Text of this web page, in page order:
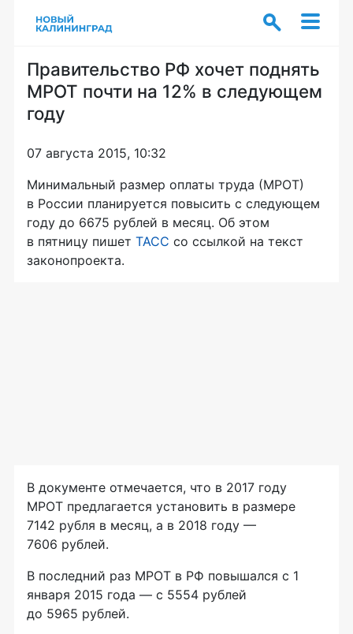
Правительство РФ хочет поднять
МРОТ почти на 12% в следующем
году
07 августа 2015, 10:32
Минимальный размер оплаты труда (МРОТ)
в России планируется повысить с следующем
году до 6675 рублей в месяц. Об этом
в пятницу пишет ТАСС со ссылкой на текст
законопроекта.
В документе отмечается, что в 2017 году
МРОТ предлагается установить в размере
7142 рубля в месяц, а в 2018 году —
7606 рублей.
В последний раз МРОТ в РФ повышался с 1
января 2015 года — с 5554 рублей
до 5965 рублей.